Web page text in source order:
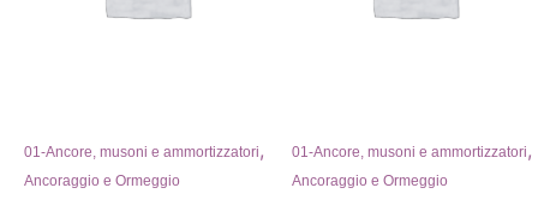
01-Ancore, musoni e ammortizzatori,
Ancoraggio e Ormeggio
01-Ancore, musoni e ammortizzatori,
Ancoraggio e Ormeggio